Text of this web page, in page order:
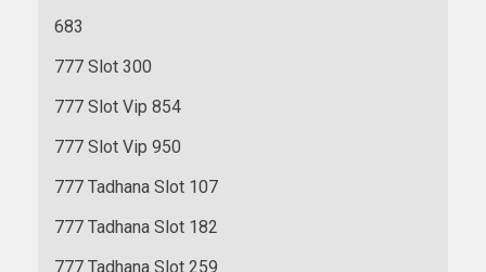
683
777 Slot 300
777 Slot Vip 854
777 Slot Vip 950
777 Tadhana Slot 107
777 Tadhana Slot 182
777 Tadhana Slot 259